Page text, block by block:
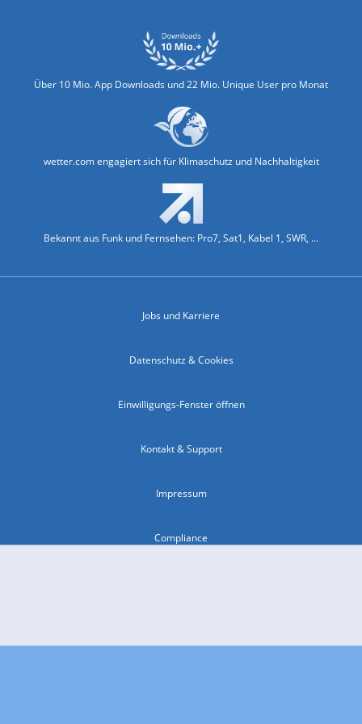
Über 10 Mio. App Downloads und 22 Mio. Unique User pro Monat
wetter.com engagiert sich für Klimaschutz und Nachhaltigkeit
Bekannt aus Funk und Fernsehen: Pro7, Sat1, Kabel 1, SWR, ...
Jobs und Karriere
Datenschutz & Cookies
Einwilligungs-Fenster öffnen
Kontakt & Support
Impressum
Compliance